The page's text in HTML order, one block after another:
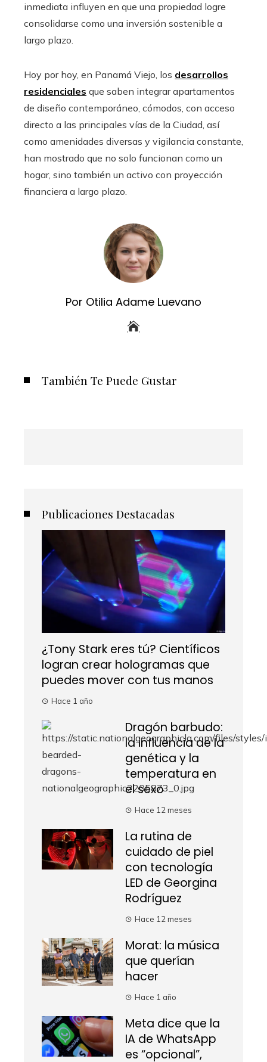
inmediata influyen en que una propiedad logre
consolidarse como una inversión sostenible a
largo plazo.
Hoy por hoy, en Panamá Viejo, los desarrollos
residenciales que saben integrar apartamentos
de diseño contemporáneo, cómodos, con acceso
directo a las principales vías de la Ciudad, así
como amenidades diversas y vigilancia constante,
han mostrado que no solo funcionan como un
hogar, sino también un activo con proyección
financiera a largo plazo.
Por Otilia Adame Luevano
También Te Puede Gustar
Publicaciones Destacadas
¿Tony Stark eres tú? Científicos
logran crear hologramas que
puedes mover con tus manos
Hace 1 año
Dragón barbudo:
la influencia de la
genética y la
temperatura en
el sexo
Hace 12 meses
La rutina de
cuidado de piel
con tecnología
LED de Georgina
Rodríguez
Hace 12 meses
Morat: la música
que querían
hacer
Hace 1 año
Meta dice que la
IA de WhatsApp
es “opcional”,